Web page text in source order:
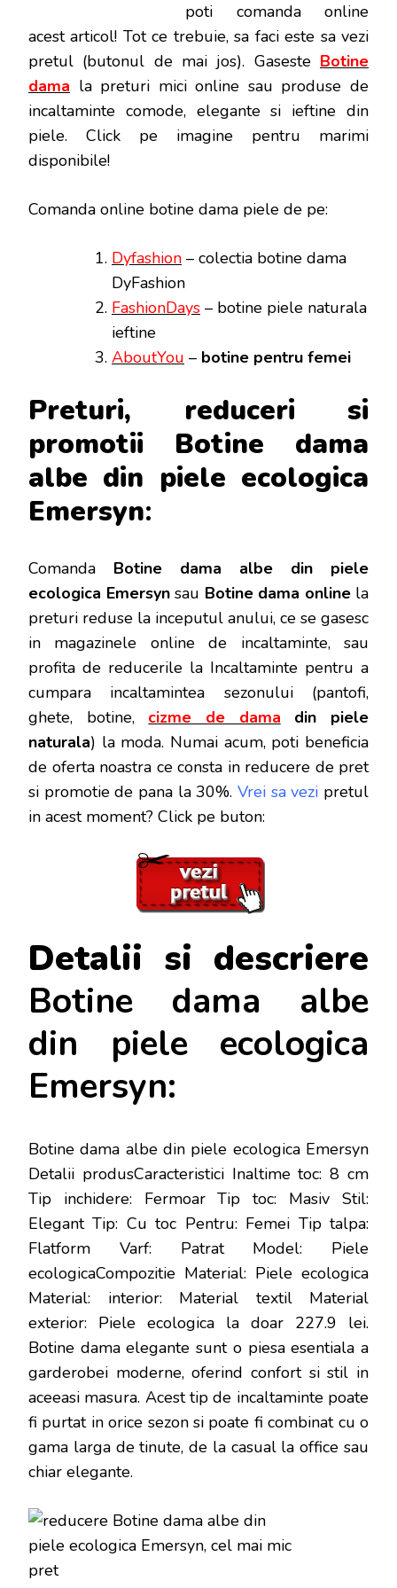
poti
comanda online
acest articol! Tot ce trebuie, sa faci este sa vezi
pretul (butonul de mai jos). Gaseste Botine
dama la preturi mici online sau produse de
incaltaminte comode, elegante si ieftine din
piele. Click pe imagine pentru marimi
disponibile!
Comanda online botine dama piele de pe:
Dyfashion – colectia botine dama
DyFashion
FashionDays – botine piele naturala
ieftine
AboutYou – botine pentru femei
Preturi, reduceri si
promotii Botine dama
albe din piele ecologica
Emersyn:
Comanda Botine dama albe din piele
ecologica Emersynsau Botine dama onlinela
preturi reduse la inceputul anului, ce se gasesc
in magazinele online de incaltaminte, sau
profita de reducerile la Incaltaminte pentru a
cumpara incaltamintea sezonului (pantofi,
ghete, botine, cizme de dama din piele
naturala) la moda. Numai acum, poti beneficia
de oferta noastra ce consta in reducere de pret
si promotie de pana la 30%. Vrei sa vezi pretul
in acest moment? Click pe buton:
Detalii si descriere
Botine dama albe
din piele ecologica
Emersyn:
Botine dama albe din piele ecologica Emersyn
Detalii produsCaracteristici Inaltime toc: 8 cm
Tip inchidere: Fermoar Tip toc: Masiv Stil:
Elegant Tip: Cu toc Pentru: Femei Tip talpa:
Flatform Varf: Patrat Model: Piele
ecologicaCompozitie Material: Piele ecologica
Material: interior: Material textil Material
exterior: Piele ecologica la doar 227.9 lei.
Botine dama elegante sunt o piesa esentiala a
garderobei moderne, oferind confort si stil in
aceeasi masura. Acest tip de incaltaminte poate
fi purtat in orice sezon si poate fi combinat cu o
gama larga de tinute, de la casual la office sau
chiar elegante.